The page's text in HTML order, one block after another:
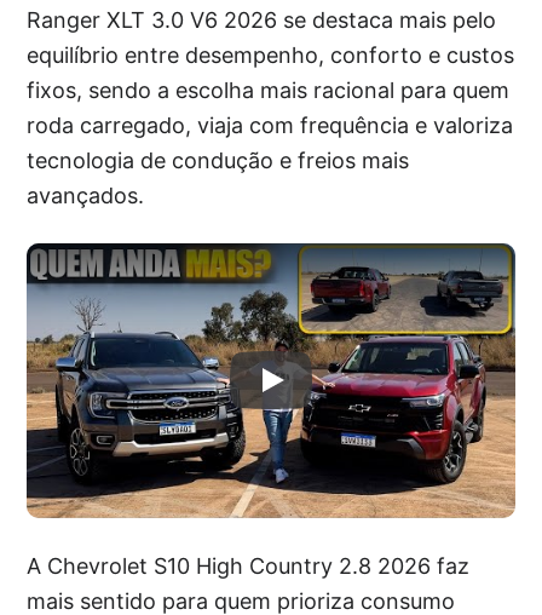
Ranger XLT 3.0 V6 2026 se destaca mais pelo
equilíbrio entre desempenho, conforto e custos
fixos, sendo a escolha mais racional para quem
roda carregado, viaja com frequência e valoriza
tecnologia de condução e freios mais
avançados.
A Chevrolet S10 High Country 2.8 2026 faz
mais sentido para quem prioriza consumo